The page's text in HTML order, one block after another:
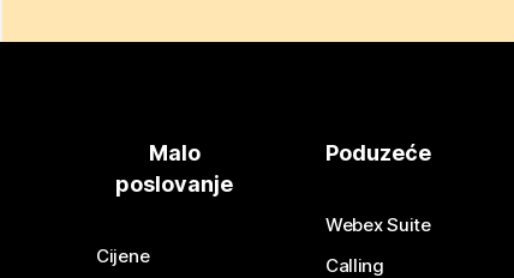
Malo
poslovanje
Cijene
Poduzeće
Webex Suite
Calling